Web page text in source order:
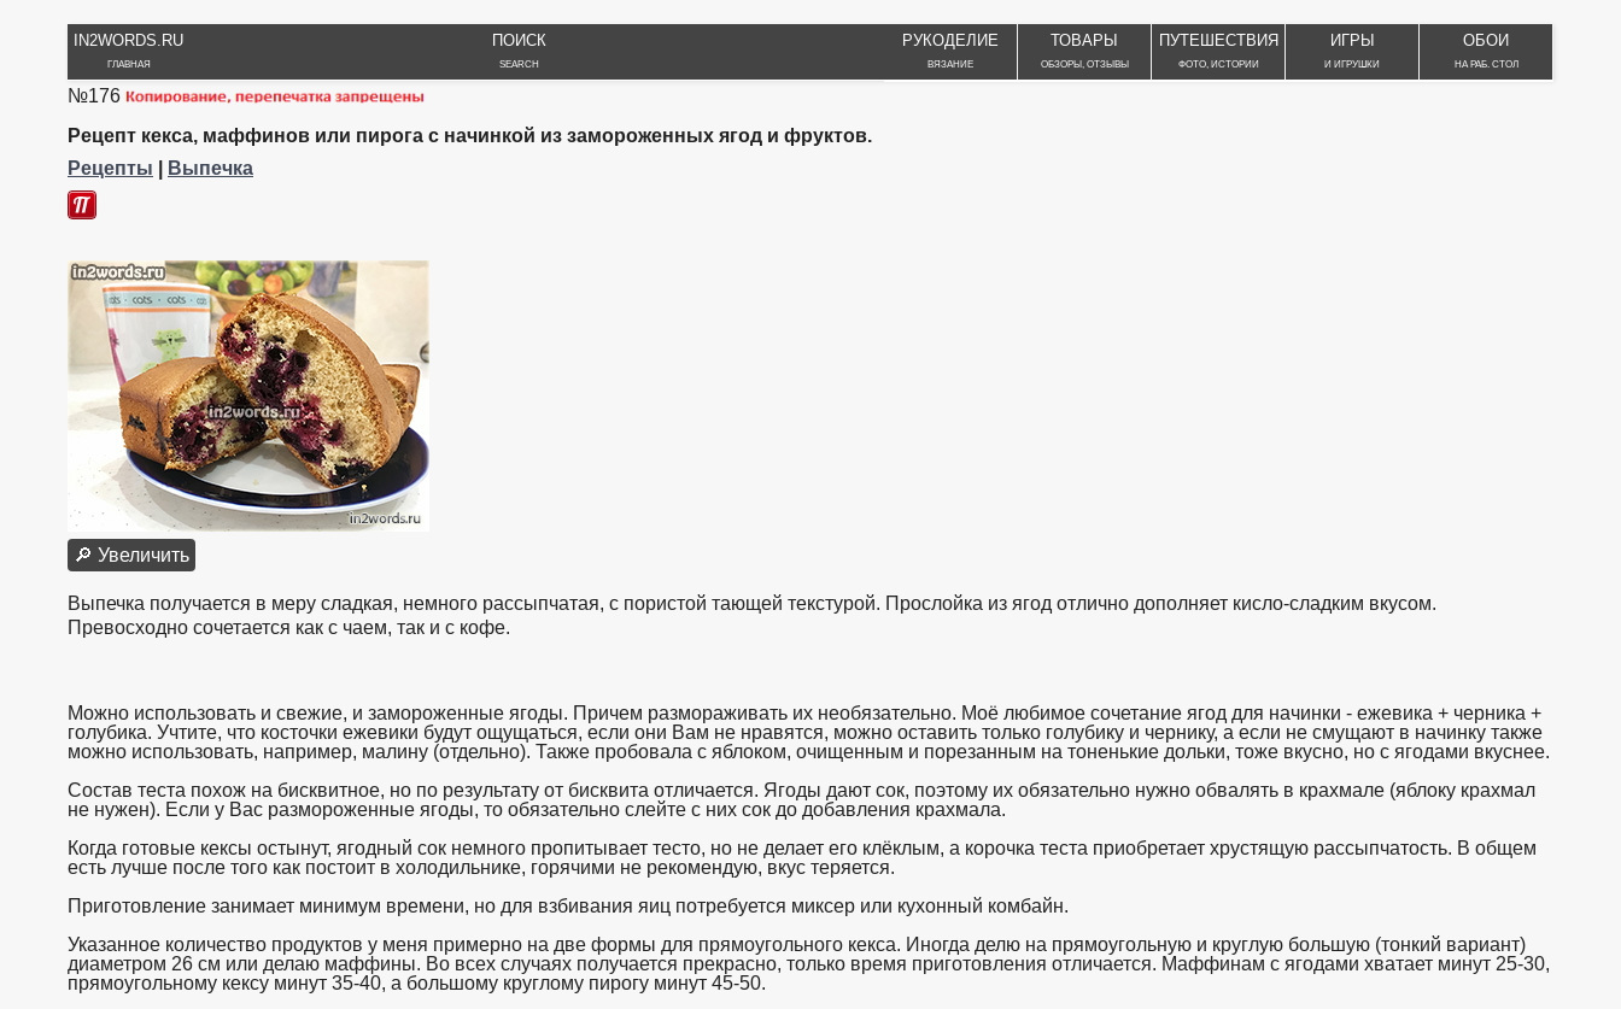
IN2WORDS.RU
ГЛАВНАЯ
ПОИСК
SEARCH
РУКОДЕЛИЕ
ВЯЗАНИЕ
ТОВАРЫ
ОБЗОРЫ, ОТЗЫВЫ
ПУТЕШЕСТВИЯ
ФОТО, ИСТОРИИ
ИГРЫ
И ИГРУШКИ
ОБОИ
НА РАБ. СТОЛ
№176
Рецепт кекса, маффинов или пирога с начинкой из замороженных ягод и фруктов.
Рецепты
Выпечка
🔎 Увеличить
Выпечка получается в меру сладкая, немного рассыпчатая, с пористой тающей текстурой. Прослойка из ягод отлично дополняет кисло-сладким вкусом.
Превосходно сочетается как с чаем, так и с кофе.
Можно использовать и свежие, и замороженные ягоды. Причем размораживать их необязательно. Моё любимое сочетание ягод для начинки - ежевика + черника +
голубика. Учтите, что косточки ежевики будут ощущаться, если они Вам не нравятся, можно оставить только голубику и чернику, а если не смущают в начинку также
можно использовать, например, малину (отдельно). Также пробовала с яблоком, очищенным и порезанным на тоненькие дольки, тоже вкусно, но с ягодами вкуснее.
Состав теста похож на бисквитное, но по результату от бисквита отличается. Ягоды дают сок, поэтому их обязательно нужно обвалять в крахмале (яблоку крахмал
не нужен). Если у Вас размороженные ягоды, то обязательно слейте с них сок до добавления крахмала.
Когда готовые кексы остынут, ягодный сок немного пропитывает тесто, но не делает его клёклым, а корочка теста приобретает хрустящую рассыпчатость. В общем
есть лучше после того как постоит в холодильнике, горячими не рекомендую, вкус теряется.
Приготовление занимает минимум времени, но для взбивания яиц потребуется миксер или кухонный комбайн.
Указанное количество продуктов у меня примерно на две формы для прямоугольного кекса. Иногда делю на прямоугольную и круглую большую (тонкий вариант)
диаметром 26 см или делаю маффины. Во всех случаях получается прекрасно, только время приготовления отличается. Маффинам с ягодами хватает минут 25-30,
прямоугольному кексу минут 35-40, а большому круглому пирогу минут 45-50.